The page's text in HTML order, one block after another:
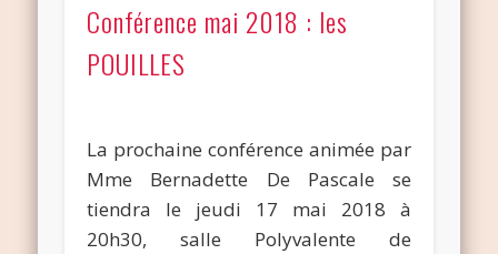
Conférence mai 2018 : les
POUILLES
La prochaine conférence animée par
Mme Bernadette De Pascale se
tiendra le jeudi 17 mai 2018 à
20h30, salle Polyvalente de